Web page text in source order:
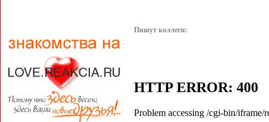
Пишут коллеги: